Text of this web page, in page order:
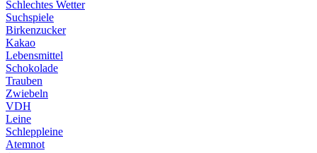
Schlechtes Wetter
Suchspiele
Birkenzucker
Kakao
Lebensmittel
Schokolade
Trauben
Zwiebeln
VDH
Leine
Schleppleine
Atemnot